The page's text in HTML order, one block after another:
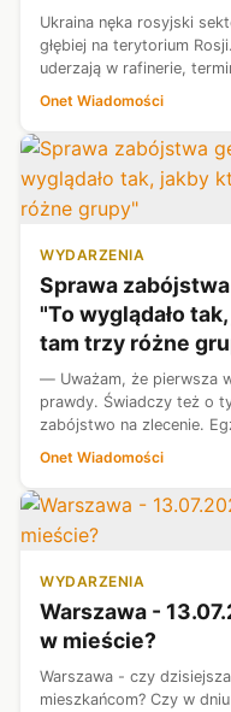
Ukraina nęka rosyjski
głębiej na terytorium
uderzają w rafinerie,
oddalone nawet o ponad
Onet Wiadomości
WYDARZENIA
Sprawa zabójstwa
"To wyglądało
tam trzy różne
— Uważam, że pierwsza
prawdy. Świadczy też o
zabójstwo na zlecenie.
komendanta głównego
Onet Wiadomości
WYDARZENIA
Warszawa -
w mieście?
Warszawa - czy
mieszkańcom? Czy w